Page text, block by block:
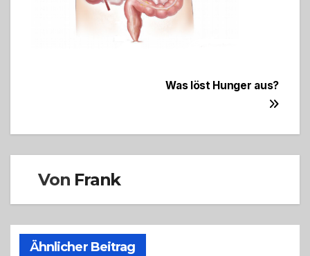
Beitragsnavigation
Was löst Hunger aus?
Von Frank
Ähnlicher Beitrag